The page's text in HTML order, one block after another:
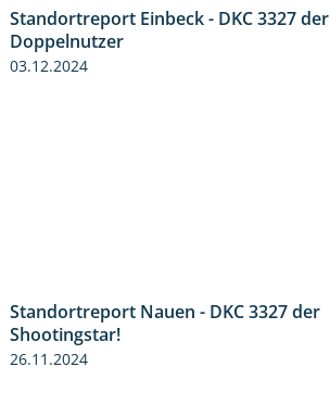
Standortreport Einbeck - DKC 3327 der
Doppelnutzer
03.12.2024
Standortreport Nauen - DKC 3327 der
Shootingstar!
26.11.2024